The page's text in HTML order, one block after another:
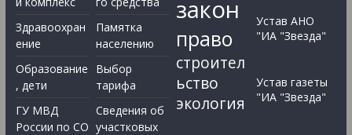
Здравоохран
ение
Образование
, дети
ГУ МВД
России по СО
Памятка
населению
Выбор
тарифа
Сведения об
участковых
закон
право
строител
ьство
экология
Устав АНО
"ИА "Звезда"
Устав газеты
"ИА "Звезда"